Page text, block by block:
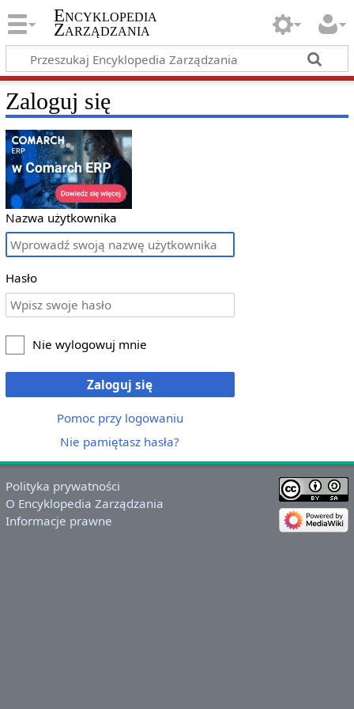
Encyklopedia
Zarządzania
Zaloguj się
Nazwa użytkownika
Hasło
Nie wylogowuj mnie
Zaloguj się
Pomoc przy logowaniu
Nie pamiętasz hasła?
Polityka prywatności
O Encyklopedia Zarządzania
Informacje prawne